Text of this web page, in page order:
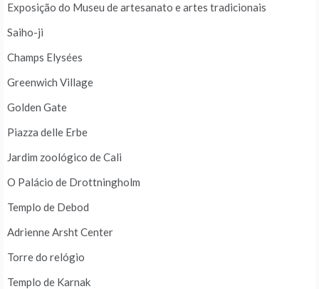
Exposição do Museu de artesanato e artes tradicionais
Saiho-ji
Champs Elysées
Greenwich Village
Golden Gate
Piazza delle Erbe
Jardim zoológico de Cali
O Palácio de Drottningholm
Templo de Debod
Adrienne Arsht Center
Torre do relógio
Templo de Karnak